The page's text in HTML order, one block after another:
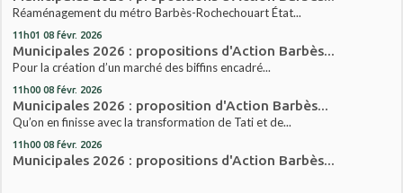
Réaménagement du métro Barbès-Rochechouart État...
11h01 08 févr. 2026
Municipales 2026 : propositions d'Action Barbès...
Pour la création d’un marché des biffins encadré...
11h00 08 févr. 2026
Municipales 2026 : proposition d'Action Barbès...
Qu’on en finisse avec la transformation de Tati et de...
11h00 08 févr. 2026
Municipales 2026 : propositions d'Action Barbès...